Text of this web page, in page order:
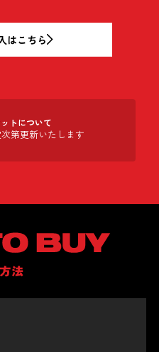
はこちら
トについて
第更新いたします